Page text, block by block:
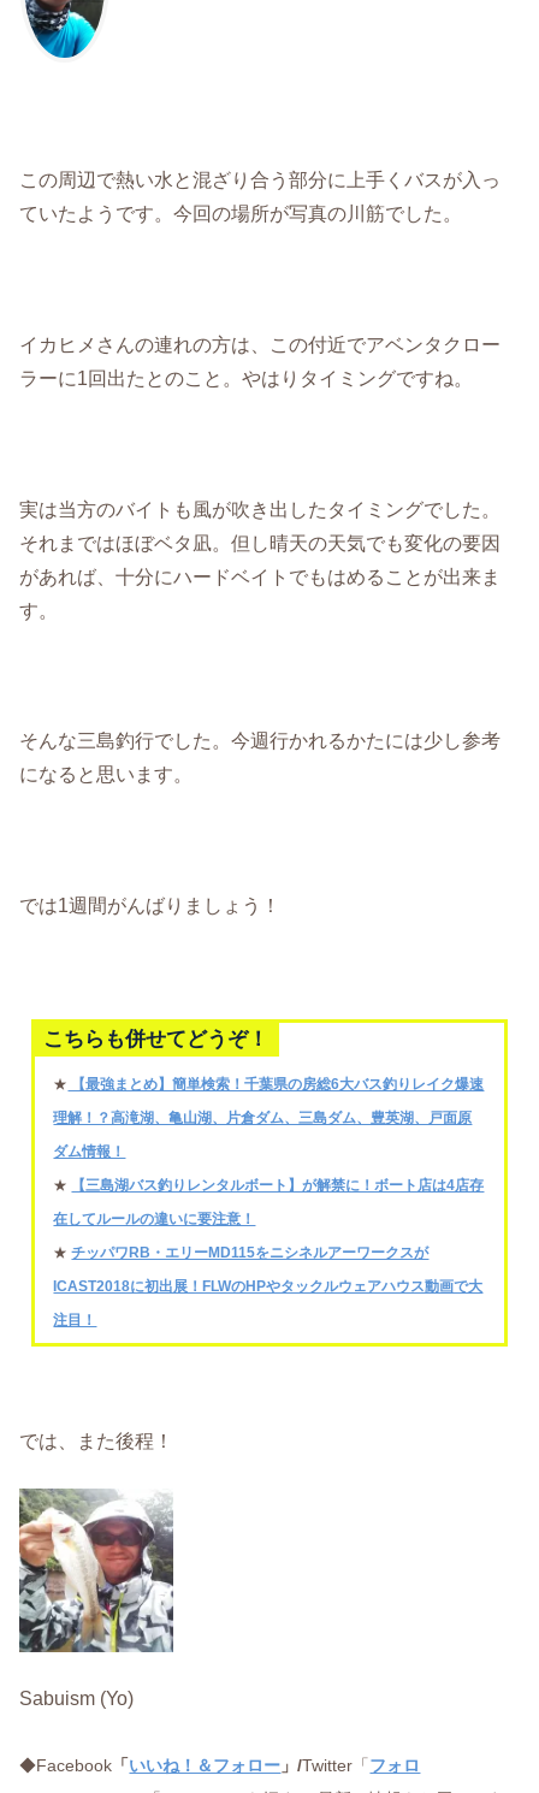
この周辺で熱い水と混ざり合う部分に上手くバスが入っ
ていたようです。今回の場所が写真の川筋でした。
イカヒメさんの連れの方は、この付近でアベンタクロー
ラーに1回出たとのこと。やはりタイミングですね。
実は当方のバイトも風が吹き出したタイミングでした。
それまではほぼベタ凪。但し晴天の天気でも変化の要因
があれば、十分にハードベイトでもはめることが出来ま
す。
そんな三島釣行でした。今週行かれるかたには少し参考
になると思います。
では1週間がんばりましょう！
こちらも併せてどうぞ！
★
【最強まとめ】簡単検索！千葉県の房総6大バス釣りレイク爆速
理解！？高滝湖、亀山湖、片倉ダム、三島ダム、豊英湖、戸面原
ダム情報！
★
【三島湖バス釣りレンタルボート】が解禁に！ボート店は4店存
在してルールの違いに要注意！
★チッパワRB・エリーMD115をニシネルアーワークスが
ICAST2018に初出展！FLWのHPやタックルウェアハウス動画で大
注目！
では、また後程！
Sabuism (Yo)
◆Facebook 「 いいね！＆フォロー 」/Twitter「 フォロ